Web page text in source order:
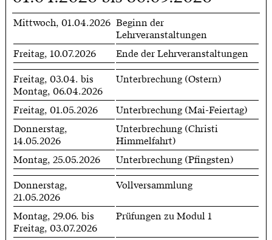
Mittwoch, 01.04.2026 Beginn der
Lehrveranstaltungen
Freitag, 10.07.2026
Ende der Lehrveranstaltungen
Freitag, 03.04. bis
Montag, 06.04.2026
Unterbrechung (Ostern)
Freitag, 01.05.2026
Unterbrechung (Mai-Feiertag)
Donnerstag,
14.05.2026
Unterbrechung (Christi
Himmelfahrt)
Montag, 25.05.2026
Unterbrechung (Pfingsten)
Donnerstag,
21.05.2026
Vollversammlung
Montag, 29.06. bis
Freitag, 03.07.2026
Prüfungen zu Modul 1